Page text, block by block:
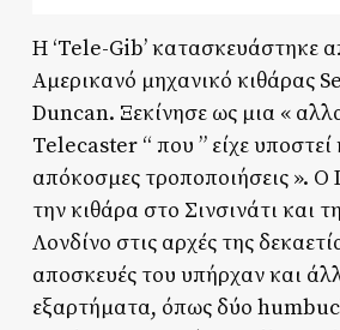
Η ‘Tele-Gib’ κατασκευάστηκε
Αμερικανό μηχανικό κιθάρας
Duncan. Ξεκίνησε ως μια «
Telecaster “ που ” είχε υποστεί
απόκοσμες τροποποιήσεις ».
την κιθάρα στο Σινσινάτι και
Λονδίνο στις αρχές της
αποσκευές του υπήρχαν και
εξαρτήματα, όπως δύο